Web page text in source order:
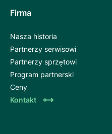
Firma
Nasza historia
Partnerzy serwisowi
Partnerzy sprzętowi
Program partnerski
Ceny
Kontakt